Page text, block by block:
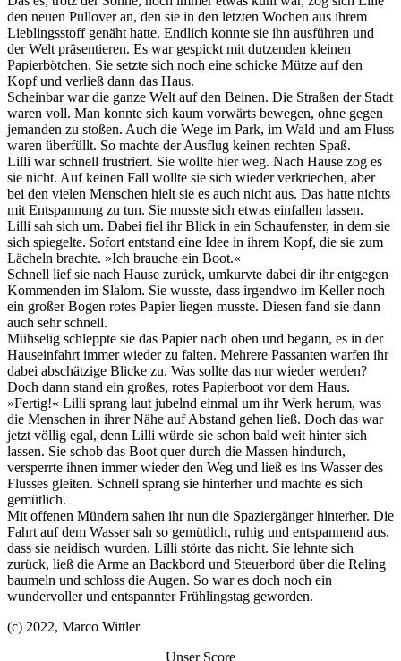
den neuen Pullover an, den sie in den letzten Wochen aus ihrem
Lieblingsstoff genäht hatte. Endlich konnte sie ihn ausführen und
der Welt präsentieren. Es war gespickt mit dutzenden kleinen
Papierbötchen. Sie setzte sich noch eine schicke Mütze auf den
Kopf und verließ dann das Haus.
Scheinbar war die ganze Welt auf den Beinen. Die Straßen der Stadt
waren voll. Man konnte sich kaum vorwärts bewegen, ohne gegen
jemanden zu stoßen. Auch die Wege im Park, im Wald und am Fluss
waren überfüllt. So machte der Ausflug keinen rechten Spaß.
Lilli war schnell frustriert. Sie wollte hier weg. Nach Hause zog es
sie nicht. Auf keinen Fall wollte sie sich wieder verkriechen, aber
bei den vielen Menschen hielt sie es auch nicht aus. Das hatte nichts
mit Entspannung zu tun. Sie musste sich etwas einfallen lassen.
Lilli sah sich um. Dabei fiel ihr Blick in ein Schaufenster, in dem sie
sich spiegelte. Sofort entstand eine Idee in ihrem Kopf, die sie zum
Lächeln brachte. »Ich brauche ein Boot.«
Schnell lief sie nach Hause zurück, umkurvte dabei dir ihr entgegen
Kommenden im Slalom. Sie wusste, dass irgendwo im Keller noch
ein großer Bogen rotes Papier liegen musste. Diesen fand sie dann
auch sehr schnell.
Mühselig schleppte sie das Papier nach oben und begann, es in der
Hauseinfahrt immer wieder zu falten. Mehrere Passanten warfen ihr
dabei abschätzige Blicke zu. Was sollte das nur wieder werden?
Doch dann stand ein großes, rotes Papierboot vor dem Haus.
»Fertig!« Lilli sprang laut jubelnd einmal um ihr Werk herum, was
die Menschen in ihrer Nähe auf Abstand gehen ließ. Doch das war
jetzt völlig egal, denn Lilli würde sie schon bald weit hinter sich
lassen. Sie schob das Boot quer durch die Massen hindurch,
versperrte ihnen immer wieder den Weg und ließ es ins Wasser des
Flusses gleiten. Schnell sprang sie hinterher und machte es sich
gemütlich.
Mit offenen Mündern sahen ihr nun die Spaziergänger hinterher. Die
Fahrt auf dem Wasser sah so gemütlich, ruhig und entspannend aus,
dass sie neidisch wurden. Lilli störte das nicht. Sie lehnte sich
zurück, ließ die Arme an Backbord und Steuerbord über die Reling
baumeln und schloss die Augen. So war es doch noch ein
wundervoller und entspannter Frühlingstag geworden.
(c) 2022, Marco Wittler
Unser Score